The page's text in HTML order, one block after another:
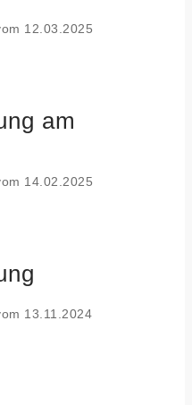
12.03.2025
am
14.02.2025
13.11.2024